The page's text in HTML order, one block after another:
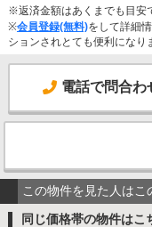
※返済金額はあくまでも目安
※会員登録(無料)をして詳細
ションされとても便利になり
電話で問合わ
この物件を見た人はこ
同じ価格帯の物件はこ